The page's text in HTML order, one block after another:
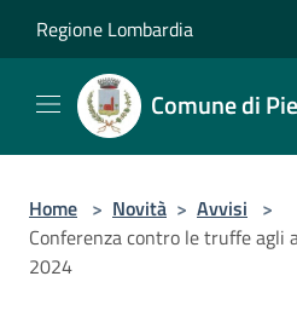
Regione Lombardia
Comune di
Home > Novità > Avvisi >
Conferenza contro le truffe agli
2024